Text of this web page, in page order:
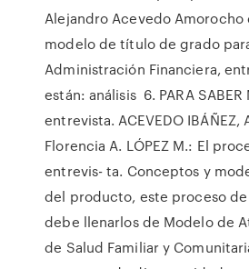
Alejandro Acevedo Amorocho
modelo de título de grado
Administración Financiera,
están: análisis 6. PARA SABER
entrevista. ACEVEDO IBÁÑEZ,
Florencia A. LÓPEZ M.: El
entrevis- ta. Conceptos y
del producto, este proceso
debe llenarlos de Modelo de
de Salud Familiar y